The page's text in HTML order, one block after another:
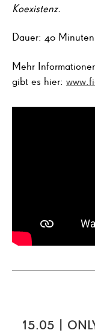
Koexistenz.
Dauer: 40 Minuten.
Mehr
gibt es hier:
15.05 |